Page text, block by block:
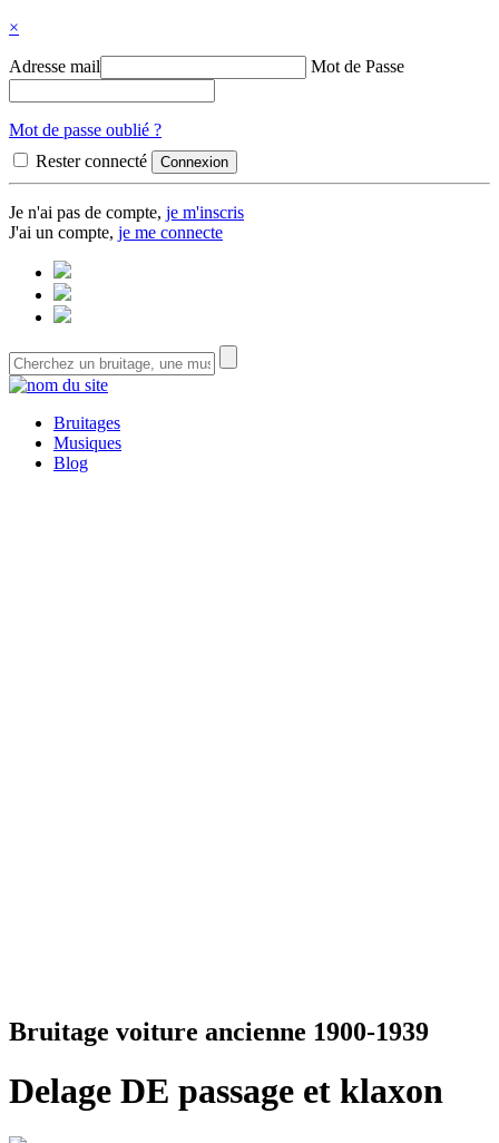
×
Adresse mail Mot de Passe
Mot de passe oublié ?
Rester connecté
Je n'ai pas de compte, je m'inscris
J'ai un compte, je me connecte
Bruitages
Musiques
Blog
Bruitage voiture ancienne 1900-1939
Delage DE passage et klaxon